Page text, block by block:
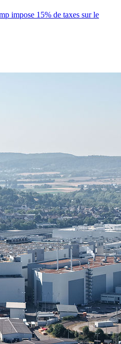
impose 15% de taxes sur le